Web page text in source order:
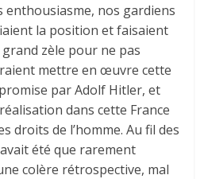
enthousiasme, nos gardiens
la position et faisaient
zèle pour ne pas
mettre en œuvre cette
par Adolf Hitler, et
dans cette France
droits de l’homme. Au fil des
été que rarement
colère rétrospective, mal